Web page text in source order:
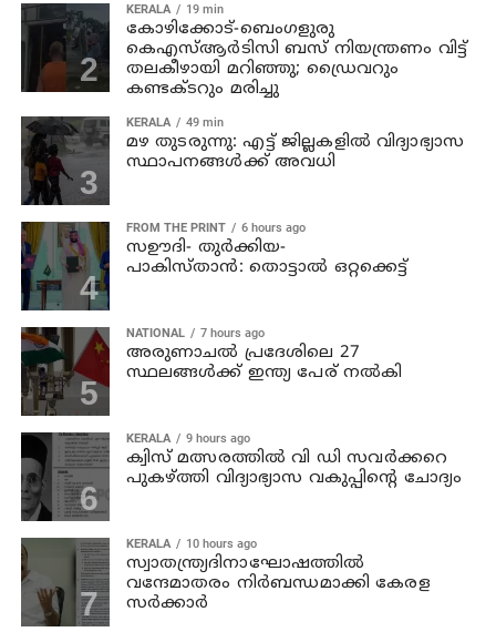
KERALA 19 min
കോഴിക്കോട്-ബെംഗളുരു
കെഎസ്ആര്‍ടിസി ബസ് നിയന്ത്രണം വിട്ട്
തലകീഴായി മറിഞ്ഞു; ഡ്രൈവറും
കണ്ടക്ടറും മരിച്ചു
KERALA 49 min
മഴ തുടരുന്നു: എട്ട് ജില്ലകളില്‍ വിദ്യാഭ്യാസ
സ്ഥാപനങ്ങള്‍ക്ക് അവധി
FROM THE PRINT 6 hours ago
സഊദി- തുർക്കിയ-
പാകിസ്താൻ: തൊട്ടാൽ ഒറ്റക്കെട്ട്
NATIONAL 7 hours ago
അരുണാചല്‍ പ്രദേശിലെ 27
സ്ഥലങ്ങള്‍ക്ക് ഇന്ത്യ പേര് നല്‍കി
KERALA 9 hours ago
ക്വിസ് മത്സരത്തില്‍ വി ഡി സവര്‍ക്കറെ
പുകഴ്ത്തി വിദ്യാഭ്യാസ വകുപ്പിന്റെ ചോദ്യം
KERALA 10 hours ago
സ്വാതന്ത്ര്യദിനാഘോഷത്തില്‍
വന്ദേമാതരം നിര്‍ബന്ധമാക്കി കേരള
സര്‍ക്കാര്‍